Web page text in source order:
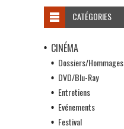
CATÉGORIES
CINÉMA
Dossiers/Hommages
DVD/Blu-Ray
Entretiens
Evénements
Festival